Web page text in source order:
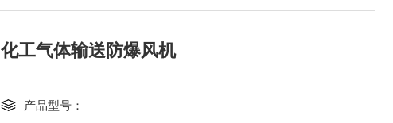
化工气体输送防爆风机
产品型号：